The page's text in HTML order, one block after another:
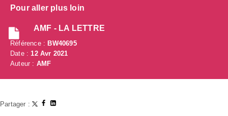
Pour aller plus loin
AMF - LA LETTRE
Référence :BW40695
Date : 12 Avr 2021
Auteur : AMF
Partager :